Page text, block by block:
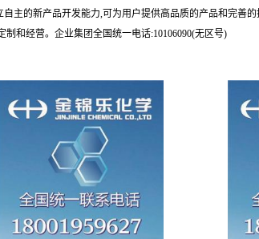
主的新产品开发能力,可为用户提供高品质的产品和完善
和经营。企业集团全国统一电话:10106090(无区号)